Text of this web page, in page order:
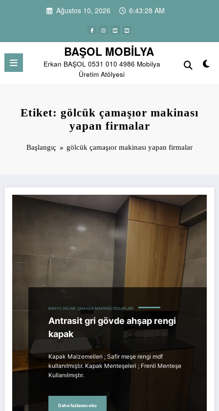
Ağustos 10, 2026 6:43:29 AM
BAŞOL MOBİLYA
Erkan BAŞOL 0531 010 4986 Mobilya
Üretim Atölyesi
Etiket: gölcük çamaşıor makinası
yapan firmalar
Başlangıç gölcük çamaşıor makinası yapan firmalar
BANYO DOLABI ÇAMAŞIR MAKINESI DOLAPLARI
Antrasit gri gövde ahşap rengi
kapak
Kapak Malzemelleri ; Safir meşe rengi mdf
kullanılmıştır. Kapak Menteşeleri ; Frenli Menteşe
Kullanılmıştır.
Daha fazlasını oku